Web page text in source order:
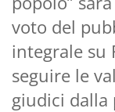
voto del
integrale su
seguire le
giudici dalla